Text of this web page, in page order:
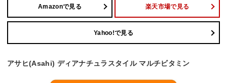
Amazonで見る 楽天市場で見る
Yahoo!で見る
アサヒ(Asahi) ディアナチュラスタイル マルチビタミン